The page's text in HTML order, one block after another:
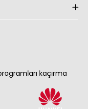
kaçırma